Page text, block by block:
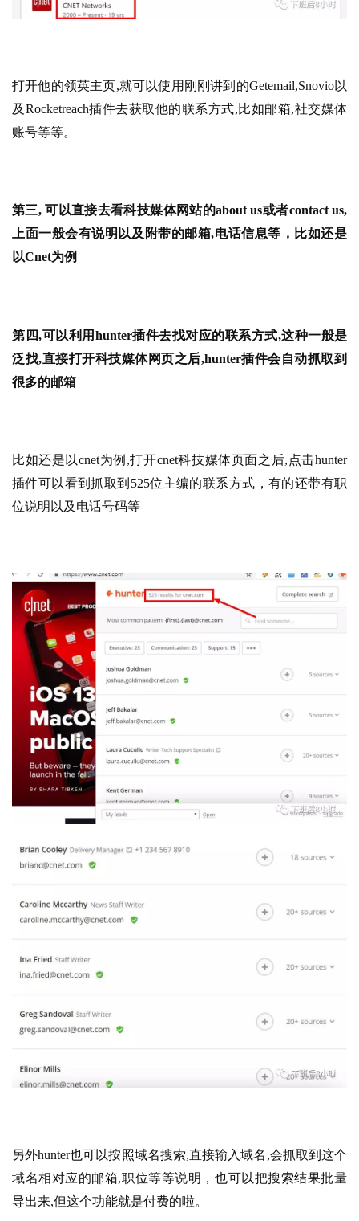
例
操
盘
手
b
干
货
打开他的领英主页,就可以使用刚刚讲到的Getemail,Snovio以
及Rocketreach插件去获取他的联系方式,比如邮箱,社交媒体
账号等等。
第三, 可以直接去看科技媒体网站的about us或者contact us,
上面一般会有说明以及附带的邮箱,电话信息等，比如还是
以Cnet为例
第四,可以利用hunter插件去找对应的联系方式,这种一般是
泛找,直接打开科技媒体网页之后,hunter插件会自动抓取到
很多的邮箱
比如还是以cnet为例,打开cnet科技媒体页面之后,点击hunter
插件可以看到抓取到525位主编的联系方式，有的还带有职
位说明以及电话号码等
另外hunter也可以按照域名搜索,直接输入域名,会抓取到这个
域名相对应的邮箱,职位等等说明，也可以把搜索结果批量
导出来,但这个功能就是付费的啦。